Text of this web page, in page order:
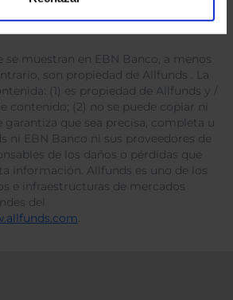
se muestran en EBN Banco, a menos
son propiedad de Allfunds . La
(1) es propiedad de Allfunds y /
contenido; (2) no se puede copiar ni
garantiza que sea precisa, completa u
ni EBN Banco ni sus proveedores de
de los daños o pérdidas que
información. Allfunds es uno de los
e infraestructuras de mercados
del
.